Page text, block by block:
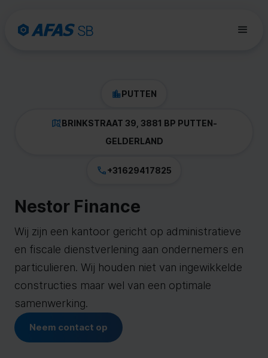
PUTTEN
BRINKSTRAAT 39, 3881 BP PUTTEN-
GELDERLAND
+31629417825
Nestor Finance
Wij zijn een kantoor gericht op administratieve
en fiscale dienstverlening aan ondernemers en
particulieren. Wij houden niet van ingewikkelde
constructies maar wel van een optimale
samenwerking.
Neem contact op